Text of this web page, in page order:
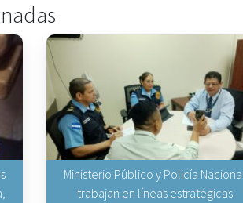
Ministerio Público y Policía
trabajan en líneas estratégicas